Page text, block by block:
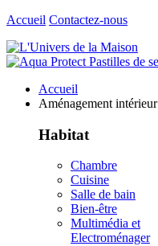
Accueil Contactez-nous
Accueil
Aménagement intérieur
Habitat
Chambre
Cuisine
Salle de bain
Bien-être
Multimédia et
Electroménager